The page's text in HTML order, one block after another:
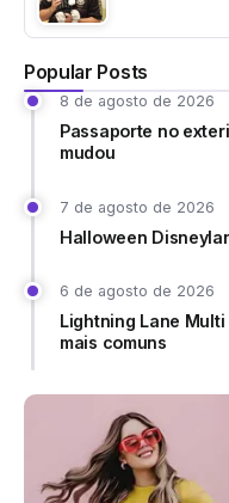
Popular Posts
8 de agosto de 2026
Passaporte no
mudou
7 de agosto de 2026
Halloween
6 de agosto de 2026
Lightning Lane
mais comuns